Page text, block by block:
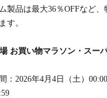
製品は最大36％OFFなど
す。
お買い物マラソン・スー
：2026年4月4日（土）